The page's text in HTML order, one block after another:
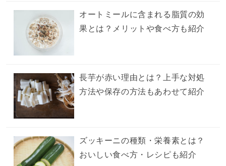
オートミールに含まれる脂質の効
果とは？メリットや食べ方も紹介
長芋が赤い理由とは？上手な対処
方法や保存の方法もあわせて紹介
ズッキーニの種類・栄養素とは？
おいしい食べ方・レシピも紹介